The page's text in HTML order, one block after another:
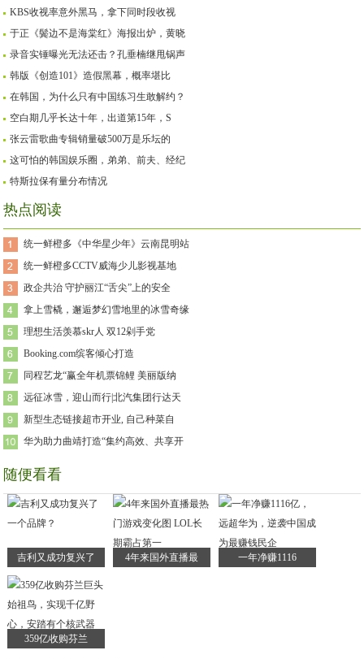
KBS收视率意外黑马，拿下同时段收视
于正《鬓边不是海棠红》海报出炉，黄晓
录音实锤曝光无法还击？孔垂楠继甩锅声
韩版《创造101》造假黑幕，概率堪比
在韩国，为什么只有中国练习生敢解约？
空白期几乎长达十年，出道第15年，S
张云雷歌曲专辑销量破500万是乐坛的
这可怕的韩国娱乐圈，弟弟、前夫、经纪
特斯拉保有量分布情况
热点阅读
统一鲜橙多《中华星少年》云南昆明站
统一鲜橙多CCTV威海少儿影视基地
政企共治 守护丽江“舌尖”上的安全
拿上雪橇，邂逅梦幻雪地里的冰雪奇缘
理想生活羡慕skr人 双12剁手党
Booking.com缤客倾心打造
同程艺龙“赢全年机票锦鲤 美丽版纳
远征冰雪，迎山而行|北汽集团行达天
新型生态链接超市开业, 自己种菜自
华为助力曲靖打造“集约高效、共享开
随便看看
吉利又成功复兴了 4年来国外直播最 一年净赚1116
359亿收购芬兰